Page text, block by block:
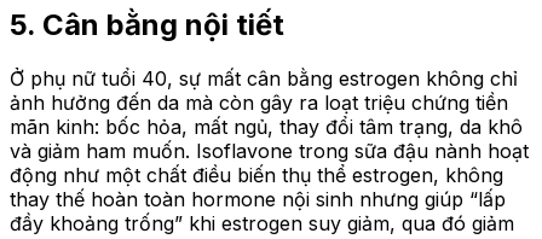
5. Cân bằng nội tiết
Ở phụ nữ tuổi 40, sự mất cân bằng estrogen không chỉ
ảnh hưởng đến da mà còn gây ra loạt triệu chứng tiền
mãn kinh: bốc hỏa, mất ngủ, thay đổi tâm trạng, da khô
và giảm ham muốn. Isoflavone trong sữa đậu nành hoạt
động như một chất điều biến thụ thể estrogen, không
thay thế hoàn toàn hormone nội sinh nhưng giúp “lấp
đầy khoảng trống” khi estrogen suy giảm, qua đó giảm